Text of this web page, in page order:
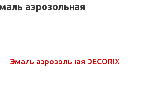
аэрозольная
Эмаль аэрозольная DECORIX